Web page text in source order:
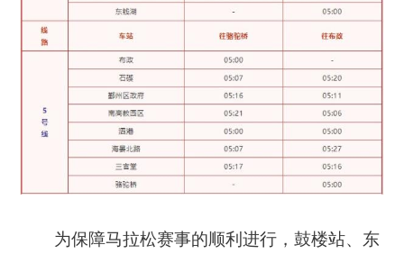
为保障马拉松赛事的顺利进行，鼓楼站、东